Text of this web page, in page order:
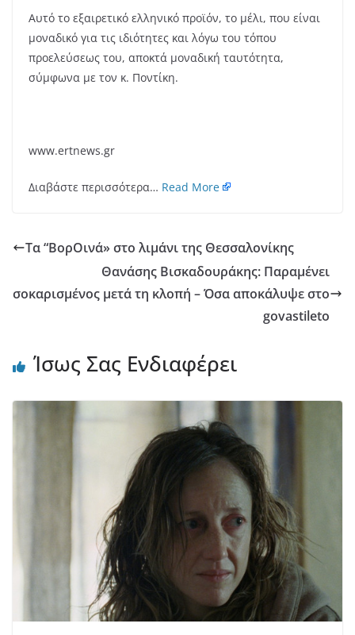
Αυτό το εξαιρετικό ελληνικό προϊόν, το μέλι, που είναι
μοναδικό για τις ιδιότητες και λόγω του τόπου
προελεύσεως του, αποκτά μοναδική ταυτότητα,
σύμφωνα με τον κ. Ποντίκη.
www.ertnews.gr
Διαβάστε περισσότερα… Read More
Τα “ΒορΟινά» στο λιμάνι της Θεσσαλονίκης
Θανάσης Βισκαδουράκης: Παραμένει
σοκαρισμένος μετά τη κλοπή – Όσα αποκάλυψε στο
govastileto
Ίσως Σας Ενδιαφέρει